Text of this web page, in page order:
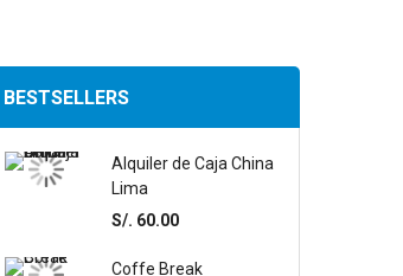
BESTSELLERS
Alquiler de Caja China
Lima
S/. 60.00
Coffe Break